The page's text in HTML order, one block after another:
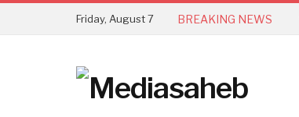
Friday, August 7 BREAKING NEWS